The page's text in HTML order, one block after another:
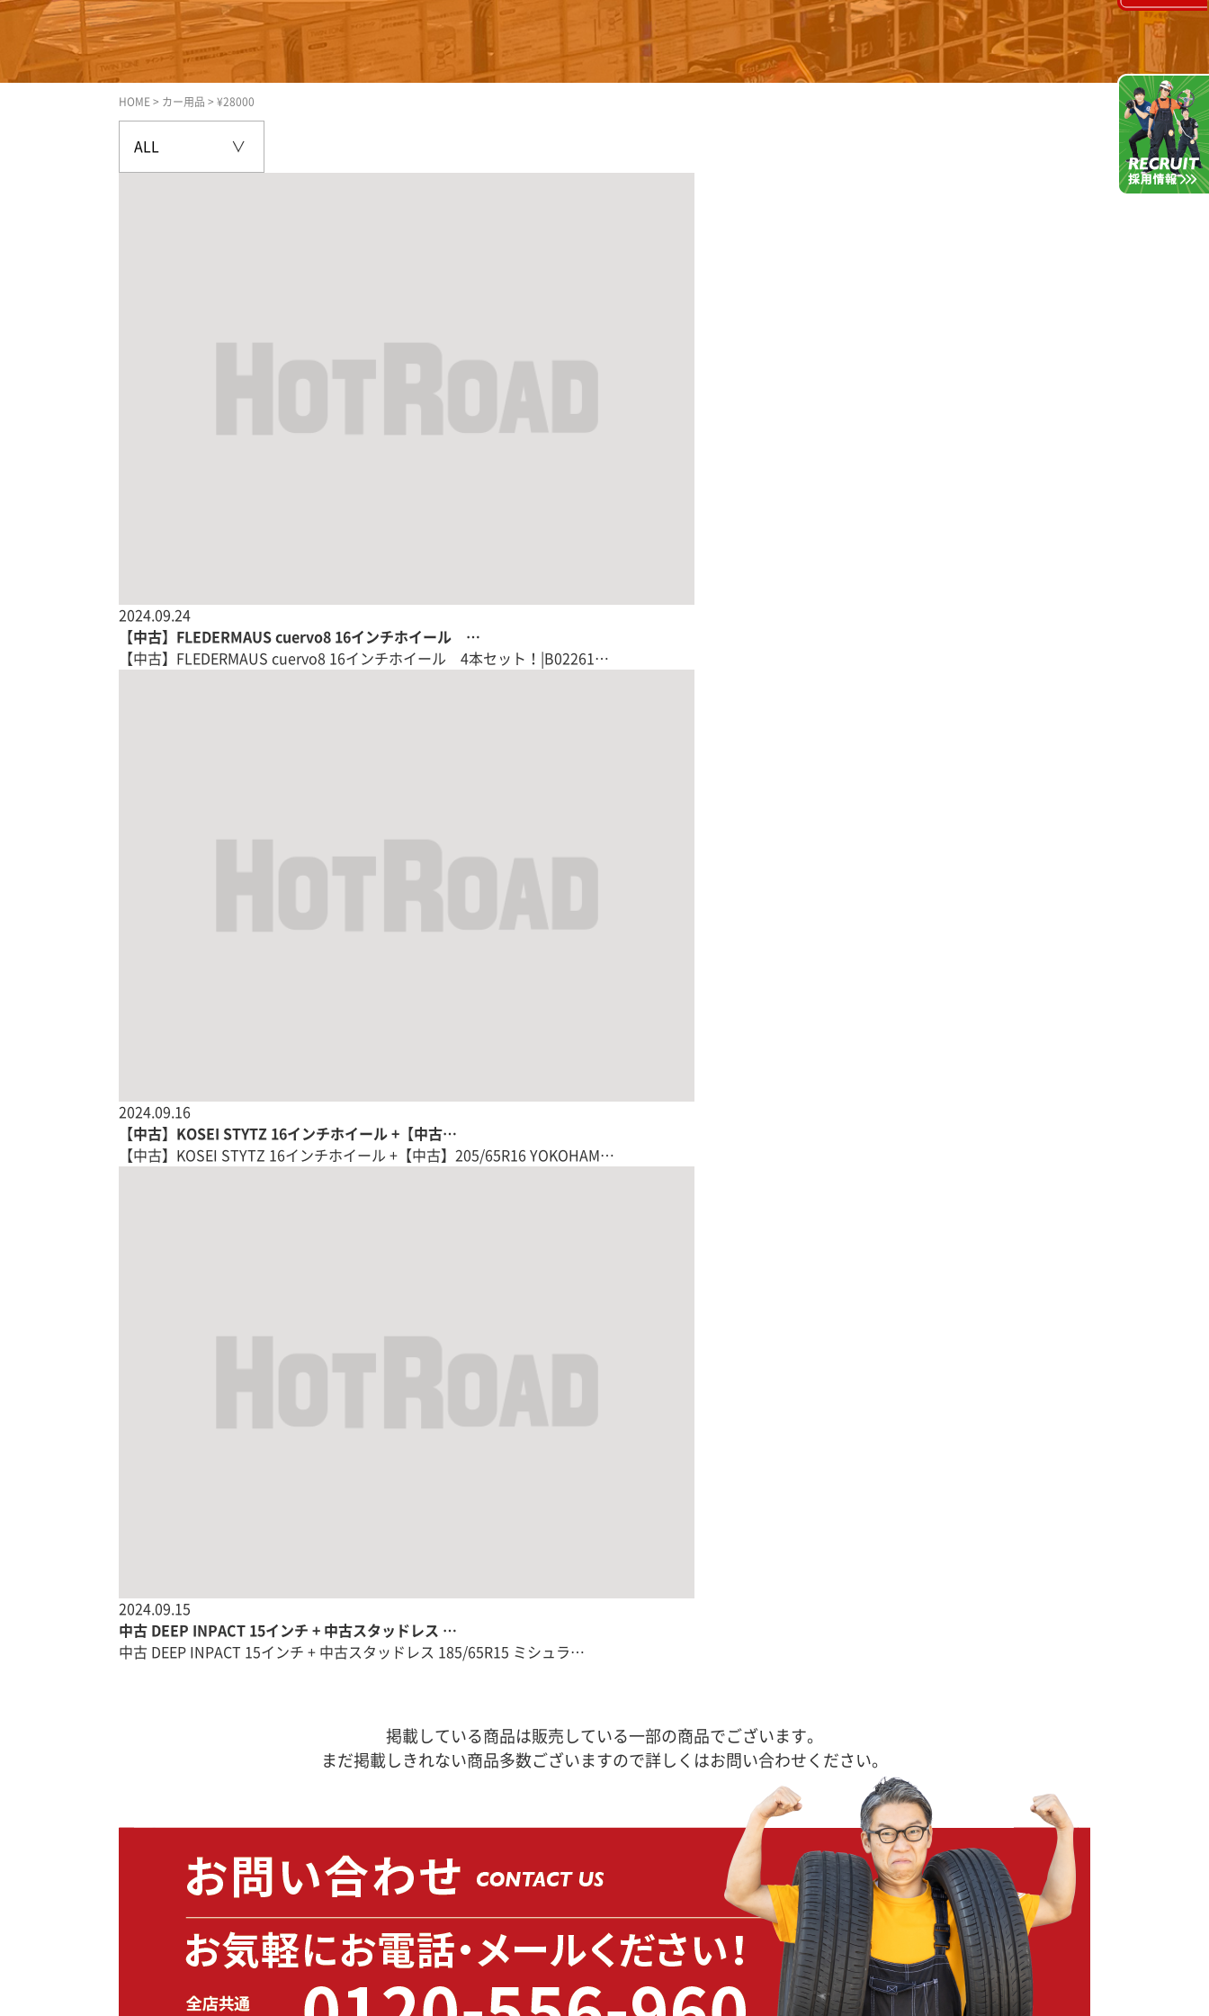
HOME > カー用品 > ¥28000
2024.09.24
【中古】FLEDERMAUS cuervo8 16インチホイール …
【中古】FLEDERMAUS cuervo8 16インチホイール 4本セット！|B02261…
2024.09.16
【中古】KOSEI STYTZ 16インチホイール +【中古…
【中古】KOSEI STYTZ 16インチホイール +【中古】205/65R16 YOKOHAM…
2024.09.15
中古 DEEP INPACT 15インチ + 中古スタッドレス …
中古 DEEP INPACT 15インチ + 中古スタッドレス 185/65R15 ミシュラ…
掲載している商品は販売している一部の商品でございます。
まだ掲載しきれない商品多数ございますので詳しくはお問い合わせください。